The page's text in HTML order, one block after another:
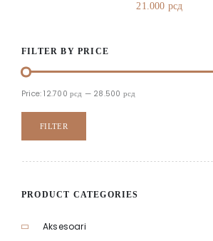
FILTER BY PRICE
FILTER
Price:12.700 рсд — 28.500 рсд
PRODUCT CATEGORIES
Aksesoari
21.000 рсд